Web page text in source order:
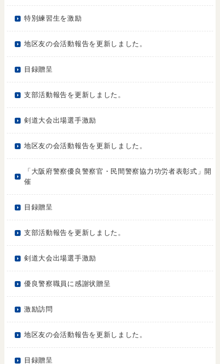
特別練習生を激励
地区友の会活動報告を更新しました。
目録贈呈
支部活動報告を更新しました。
剣道大会出場選手激励
地区友の会活動報告を更新しました。
「大阪府警察優良警察官・民間警察協力功労者表彰式」開
催
目録贈呈
支部活動報告を更新しました。
剣道大会出場選手激励
優良警察職員に感謝状贈呈
激励訪問
地区友の会活動報告を更新しました。
目録贈呈